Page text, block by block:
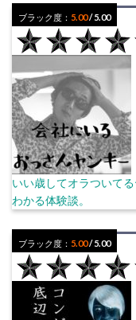
ブラック度： 5.00/ 5.00
いい歳してオラついて
わかる体験談。
ブラック度： 5.00/ 5.00